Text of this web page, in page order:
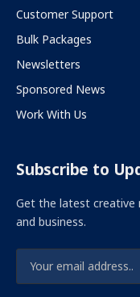
Customer Support
Bulk Packages
Newsletters
Sponsored News
Work With Us
Subscribe to
Get the latest creative
and business.